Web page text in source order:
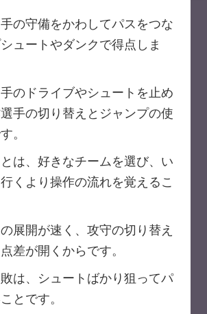
の守備をかわしてパスをつな
ュートやダンクで得点しま
のドライブやシュートを止め
手の切り替えとジャンプの使
。
は、好きなチームを選び、い
くより操作の流れを覚えるこ
展開が速く、攻守の切り替え
差が開くからです。
は、シュートばかり狙ってパ
とです。